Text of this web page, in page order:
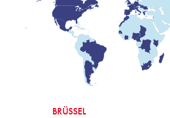
BRÜSSEL